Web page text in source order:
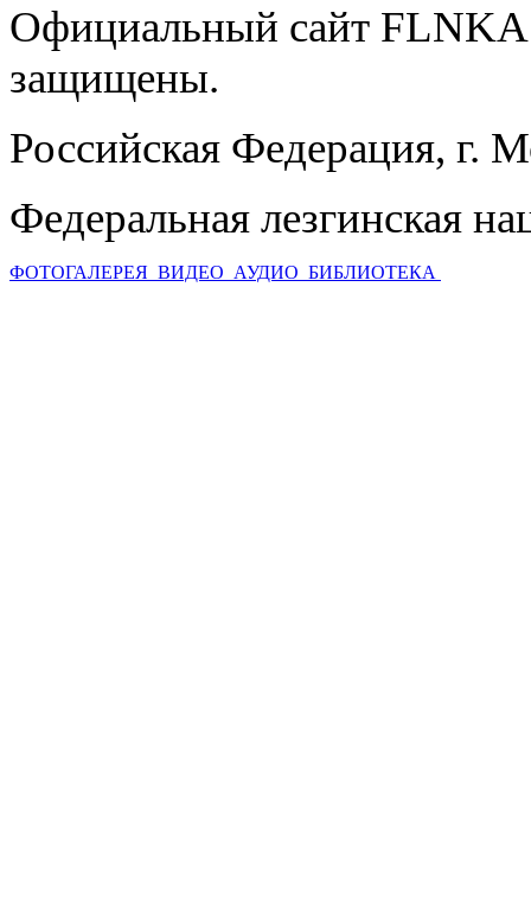
Официальный сайт
защищены.
Российская Федерация, г.
Федеральная лезгинская
ФОТОГАЛЕРЕЯ ВИДЕО АУДИО БИБЛИОТЕКА